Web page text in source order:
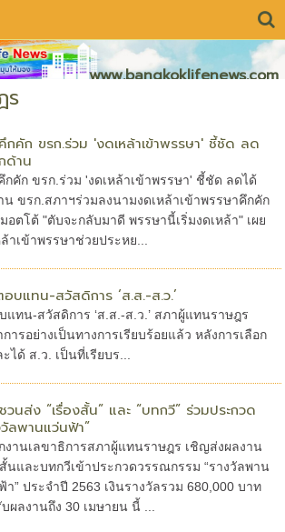
www.bangkoklifenews.com
ร
กคัก ขรก.ร่วม 'งดเหล้าเข้าพรรษา' ชี้ชัด ลด
ด้าน
กคัก ขรก.ร่วม 'งดเหล้าเข้าพรรษา' ชี้ชัด ลดได้
น ขรก.สภาฯร่วมลงนามงดเหล้าเข้าพรรษาคึกคัก
อตโต้ "ตับจะกลับมาดี พรรษานี้เริ่มงดเหล้า" เผย
ล้าเข้าพรรษาช่วยประหย...
บแทน-สวัสดิการ ‘ส.ส.-ส.ว.’
แทน-สวัสดิการ ‘ส.ส.-ส.ว.’ สภาผู้แทนราษฎร
ารอย่างเป็นทางการเรียบร้อยแล้ว หลังการเลือก
ได้ ส.ว. เป็นที่เรียบร...
วนส่ง “เรื่องสั้น” และ “บทกวี” ร่วมประกวด
วัลพานแว่นฟ้า”
งานเลขาธิการสภาผู้แทนราษฎร เชิญส่งผลงาน
สั้นและบทกวีเข้าประกวดวรรณกรรม “รางวัลพาน
า” ประจำปี 2563 เงินรางวัลรวม 680,000 บาท
บผลงานถึง 30 เมษายน นี้ ...